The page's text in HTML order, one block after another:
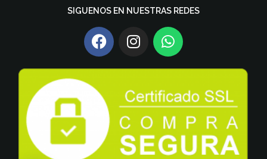
SIGUENOS EN NUESTRAS REDES